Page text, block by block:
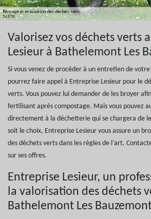
Valorisez vos déchets verts
Lesieur à Bathelemont Les
Si vous venez de procéder à un entretien de
pourrez faire appel à Entreprise Lesieur pour le
verts. Vous pouvez lui demander de les broyer
fertilisant après compostage. Mais vous pouvez
directement à la déchetterie qui se chargera de
soit le choix, Entreprise Lesieur vous assure un
des déchets verts dans les règles de l’art.
sur ses offres.
Entreprise Lesieur, un
la valorisation des déchets
Bathelemont Les